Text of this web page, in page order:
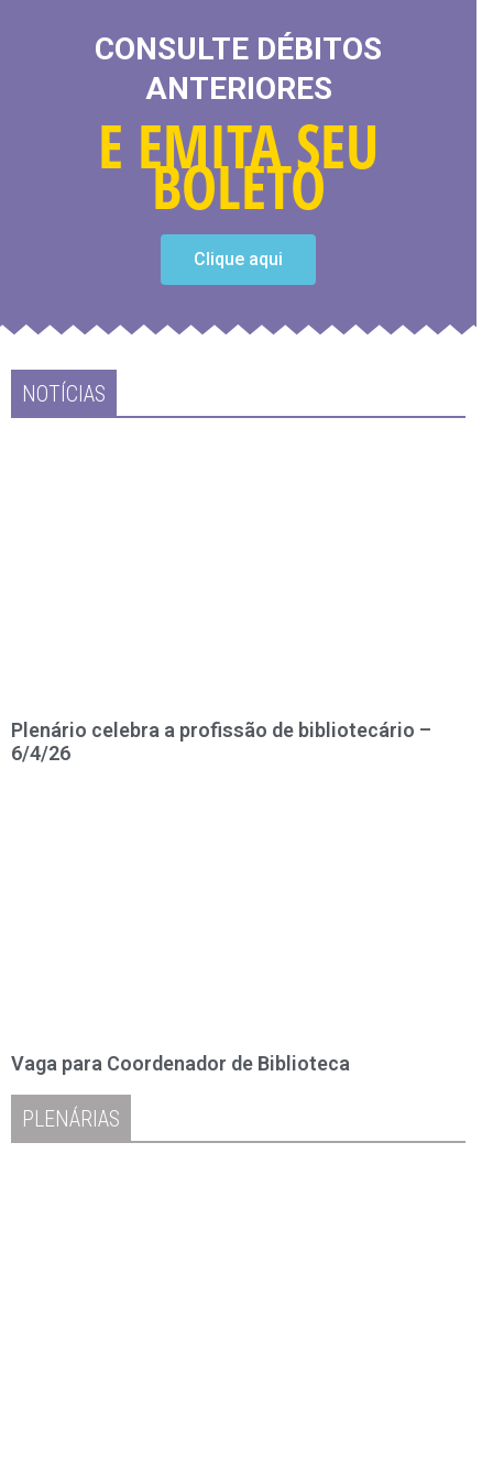
CONSULTE DÉBITOS
ANTERIORES
E EMITA SEU
BOLETO
Clique aqui
NOTÍCIAS
Plenário celebra a profissão de bibliotecário –
6/4/26
Vaga para Coordenador de Biblioteca
PLENÁRIAS